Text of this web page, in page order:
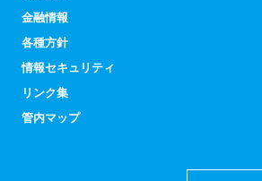
金融情報
各種方針
情報セキュリティ
リンク集
管内マップ